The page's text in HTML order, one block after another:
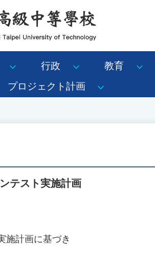
行政 教育
プロジェクト計画
テスト実施計画
施計画に基づき